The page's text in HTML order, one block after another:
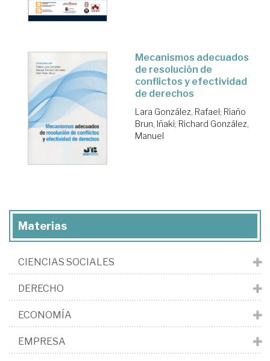
Mecanismos adecuados
de resolución de
conflictos y efectividad
de derechos
Lara González, Rafael; Riaño
Brun, Iñaki; Richard González,
Manuel
Materias
CIENCIAS SOCIALES
DERECHO
ECONOMÍA
EMPRESA